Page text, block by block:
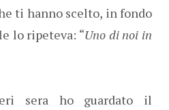
ti hanno scelto, in fondo
lo ripeteva: “Uno di noi in
sera ho guardato il